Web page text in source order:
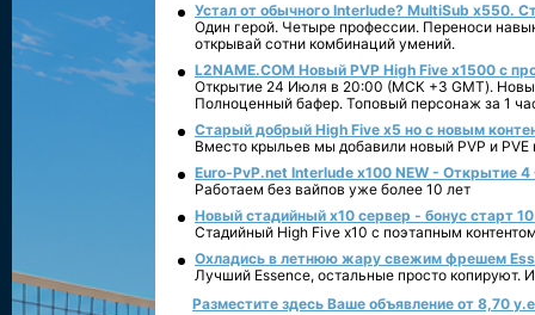
Устал от обычного Interlude? MultiSub x550.
Один герой. Четыре профессии. Переноси
открывай сотни комбинаций умений.
L2NAME.COM Новый PVP High Five x1500 с
Открытие 24 Июля в 20:00 (МСК +3 GMT).
Полноценный бафер. Топовый персонаж за 1
Старый добрый High Five x5 но с новым
Вместо крыльев мы добавили новый PVP и PVE
Euro-PvP.net Interlude х100 NEW - Открытие 4
Работаем без вайпов уже более 10 лет
Новый стадийный х10 сервер - бонус старт
Стадийный High Five x10 с поэтапным
Охладись в летнюю жару свежим фрешем
Лучший Essence, остальные просто копируют.
Разместите здесь Ваше объявление от 8,70